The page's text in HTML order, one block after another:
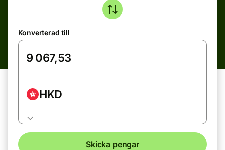
Konverterad till
HKD
Skicka pengar